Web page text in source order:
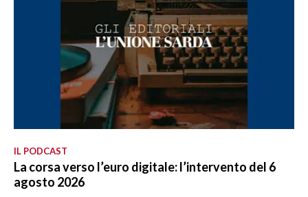
IL PODCAST
La corsa verso l’euro digitale: l’intervento del 6
agosto 2026